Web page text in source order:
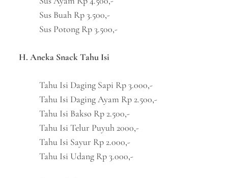
Sus Buah Rp 3.500,-
Sus Potong Rp 3.500,-
H. Aneka Snack Tahu Isi
Tahu Isi Daging Sapi Rp 3.000,-
Tahu Isi Daging Ayam Rp 2.500,-
Tahu Isi Bakso Rp 2.500,-
Tahu Isi Telur Puyuh 2000,-
Tahu Isi Sayur Rp 2.000,-
Tahu Isi Udang Rp 3.000,-